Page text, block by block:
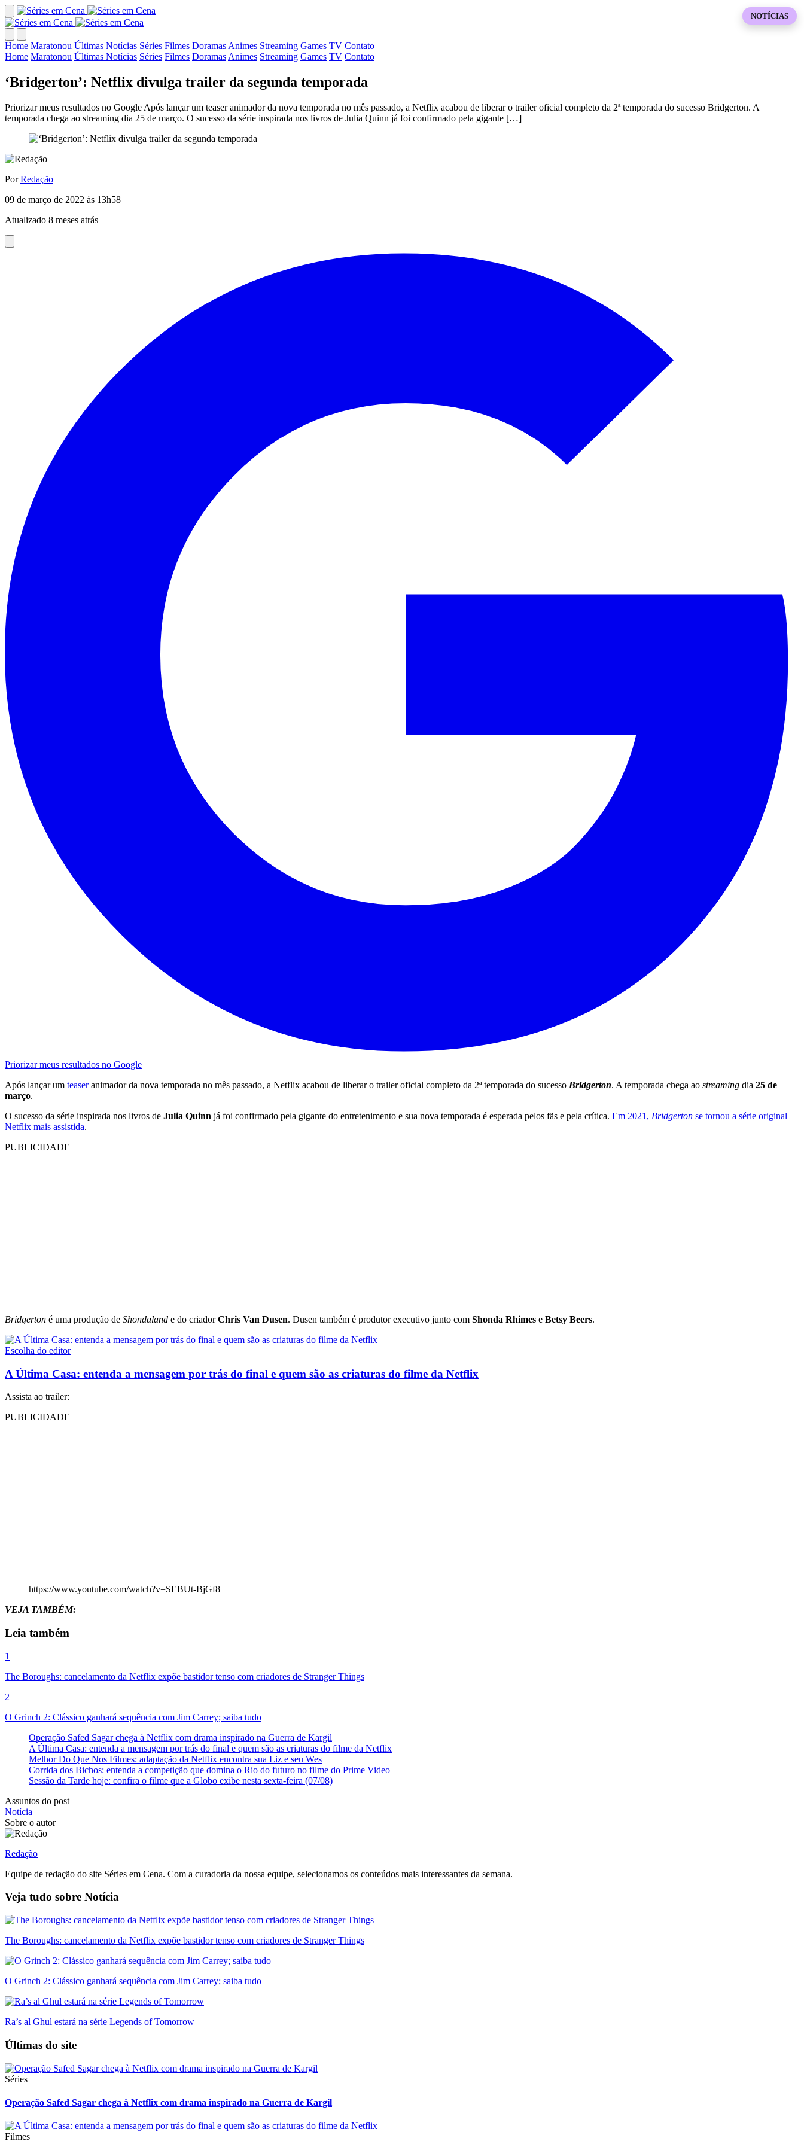
Home Maratonou Últimas Notícias Séries Filmes Doramas Animes Streaming Games TV Contato
Home Maratonou Últimas Notícias Séries Filmes Doramas Animes Streaming Games TV Contato
‘Bridgerton’: Netflix divulga trailer da segunda temporada
Priorizar meus resultados no Google Após lançar um teaser animador da nova temporada no mês passado, a Netflix acabou de liberar o trailer oficial completo da 2ª temporada do sucesso Bridgerton. A
temporada chega ao streaming dia 25 de março. O sucesso da série inspirada nos livros de Julia Quinn já foi confirmado pela gigante […]
NOTÍCIAS
PorRedação
09 de março de 2022 às 13h58
Atualizado 8 meses atrás
Priorizar meus resultados no Google
Após lançar um teaseranimador da nova temporada no mês passado, a Netflix acabou de liberar o trailer oficial completo da 2ª temporada do sucesso Bridgerton. A temporada chega ao streaming dia 25 de
março.
O sucesso da série inspirada nos livros de Julia Quinn já foi confirmado pela gigante do entretenimento e sua nova temporada é esperada pelos fãs e pela crítica. Em 2021, Bridgerton se tornou a série original
Netflix mais assistida.
PUBLICIDADE
Bridgerton é uma produção de Shondaland e do criadorChris Van Dusen. Dusen também é produtor executivo junto com Shonda Rhimes e Betsy Beers.
Escolha do editor
A Última Casa: entenda a mensagem por trás do final e quem são as criaturas do filme da Netflix
Assista ao trailer:
PUBLICIDADE
https://www.youtube.com/watch?v=SEBUt-BjGf8
VEJA TAMBÉM:
Leia também
1
The Boroughs: cancelamento da Netflix expõe bastidor tenso com criadores de Stranger Things
2
O Grinch 2: Clássico ganhará sequência com Jim Carrey; saiba tudo
Operação Safed Sagar chega à Netflix com drama inspirado na Guerra de Kargil
A Última Casa: entenda a mensagem por trás do final e quem são as criaturas do filme da Netflix
Melhor Do Que Nos Filmes: adaptação da Netflix encontra sua Liz e seu Wes
Corrida dos Bichos: entenda a competição que domina o Rio do futuro no filme do Prime Video
Sessão da Tarde hoje: confira o filme que a Globo exibe nesta sexta-feira (07/08)
Assuntos do post
Notícia
Sobre o autor
Redação
Equipe de redação do site Séries em Cena. Com a curadoria da nossa equipe, selecionamos os conteúdos mais interessantes da semana.
Veja tudo sobre Notícia
The Boroughs: cancelamento da Netflix expõe bastidor tenso com criadores de Stranger Things
O Grinch 2: Clássico ganhará sequência com Jim Carrey; saiba tudo
Ra’s al Ghul estará na série Legends of Tomorrow
Últimas do site
Séries
Operação Safed Sagar chega à Netflix com drama inspirado na Guerra de Kargil
Filmes